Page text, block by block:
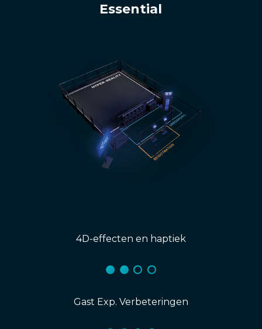
Essential
4D-effecten en haptiek
Gast Exp. Verbeteringen